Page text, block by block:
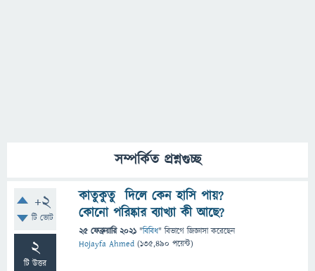
সম্পর্কিত প্রশ্নগুচ্ছ
+2
টি ভোট
2
টি উত্তর
কাতুকুতু দিলে কেন হাসি পায়?
কোনো পরিষ্কার ব্যাখ্যা কী আছে?
25 ফেব্রুয়ারি 2021 "বিবিধ" বিভাগে জিজ্ঞাসাকরেছেন
Hojayfa Ahmed (135,490 পয়েন্ট)